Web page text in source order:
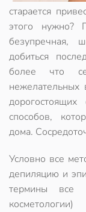
старается
этого нужно?
безупречная,
добиться
более что
способов,
дома.
Условно все
депиляцию и
термины все